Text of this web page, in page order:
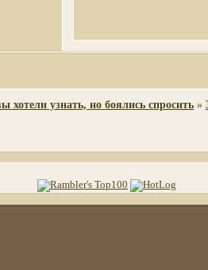
хотели узнать, но боялись спросить »